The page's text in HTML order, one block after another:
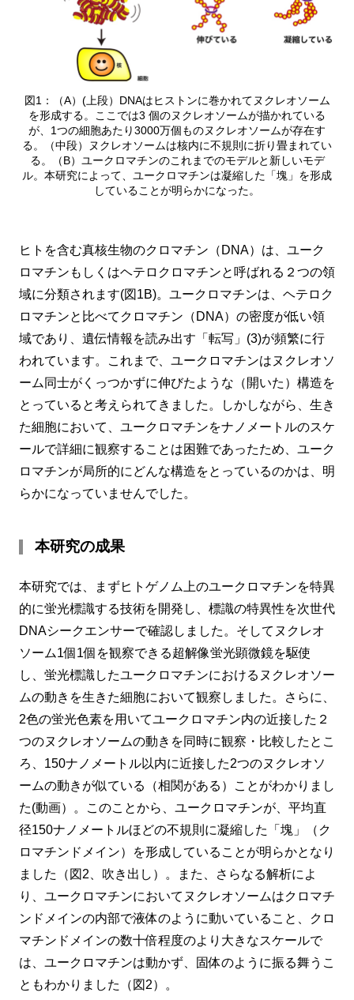
図1：（A）(上段）DNAはヒストンに巻かれてヌクレオソーム
を形成する。ここでは3 個のヌクレオソームが描かれている
が、1つの細胞あたり3000万個ものヌクレオソームが存在す
る。（中段）ヌクレオソームは核内に不規則に折り畳まれてい
る。（B）ユークロマチンのこれまでのモデルと新しいモデ
ル。本研究によって、ユークロマチンは凝縮した「塊」を形成
していることが明らかになった。
ヒトを含む真核生物のクロマチン（DNA）は、ユーク
ロマチンもしくはヘテロクロマチンと呼ばれる２つの領
域に分類されます(図1B)。ユークロマチンは、ヘテロク
ロマチンと比べてクロマチン（DNA）の密度が低い領
域であり、遺伝情報を読み出す「転写」(3)が頻繁に行
われています。これまで、ユークロマチンはヌクレオソ
ーム同士がくっつかずに伸びたような（開いた）構造を
とっていると考えられてきました。しかしながら、生き
た細胞において、ユークロマチンをナノメートルのスケ
ールで詳細に観察することは困難であったため、ユーク
ロマチンが局所的にどんな構造をとっているのかは、明
らかになっていませんでした。
本研究の成果
本研究では、まずヒトゲノム上のユークロマチンを特異
的に蛍光標識する技術を開発し、標識の特異性を次世代
DNAシークエンサーで確認しました。そしてヌクレオ
ソーム1個1個を観察できる超解像蛍光顕微鏡を駆使
し、蛍光標識したユークロマチンにおけるヌクレオソー
ムの動きを生きた細胞において観察しました。さらに、
2色の蛍光色素を用いてユークロマチン内の近接した２
つのヌクレオソームの動きを同時に観察・比較したとこ
ろ、150ナノメートル以内に近接した2つのヌクレオソ
ームの動きが似ている（相関がある）ことがわかりまし
た(動画）。このことから、ユークロマチンが、平均直
径150ナノメートルほどの不規則に凝縮した「塊」（ク
ロマチンドメイン）を形成していることが明らかとなり
ました（図2、吹き出し）。また、さらなる解析によ
り、ユークロマチンにおいてヌクレオソームはクロマチ
ンドメインの内部で液体のように動いていること、クロ
マチンドメインの数十倍程度のより大きなスケールで
は、ユークロマチンは動かず、固体のように振る舞うこ
ともわかりました（図2）。